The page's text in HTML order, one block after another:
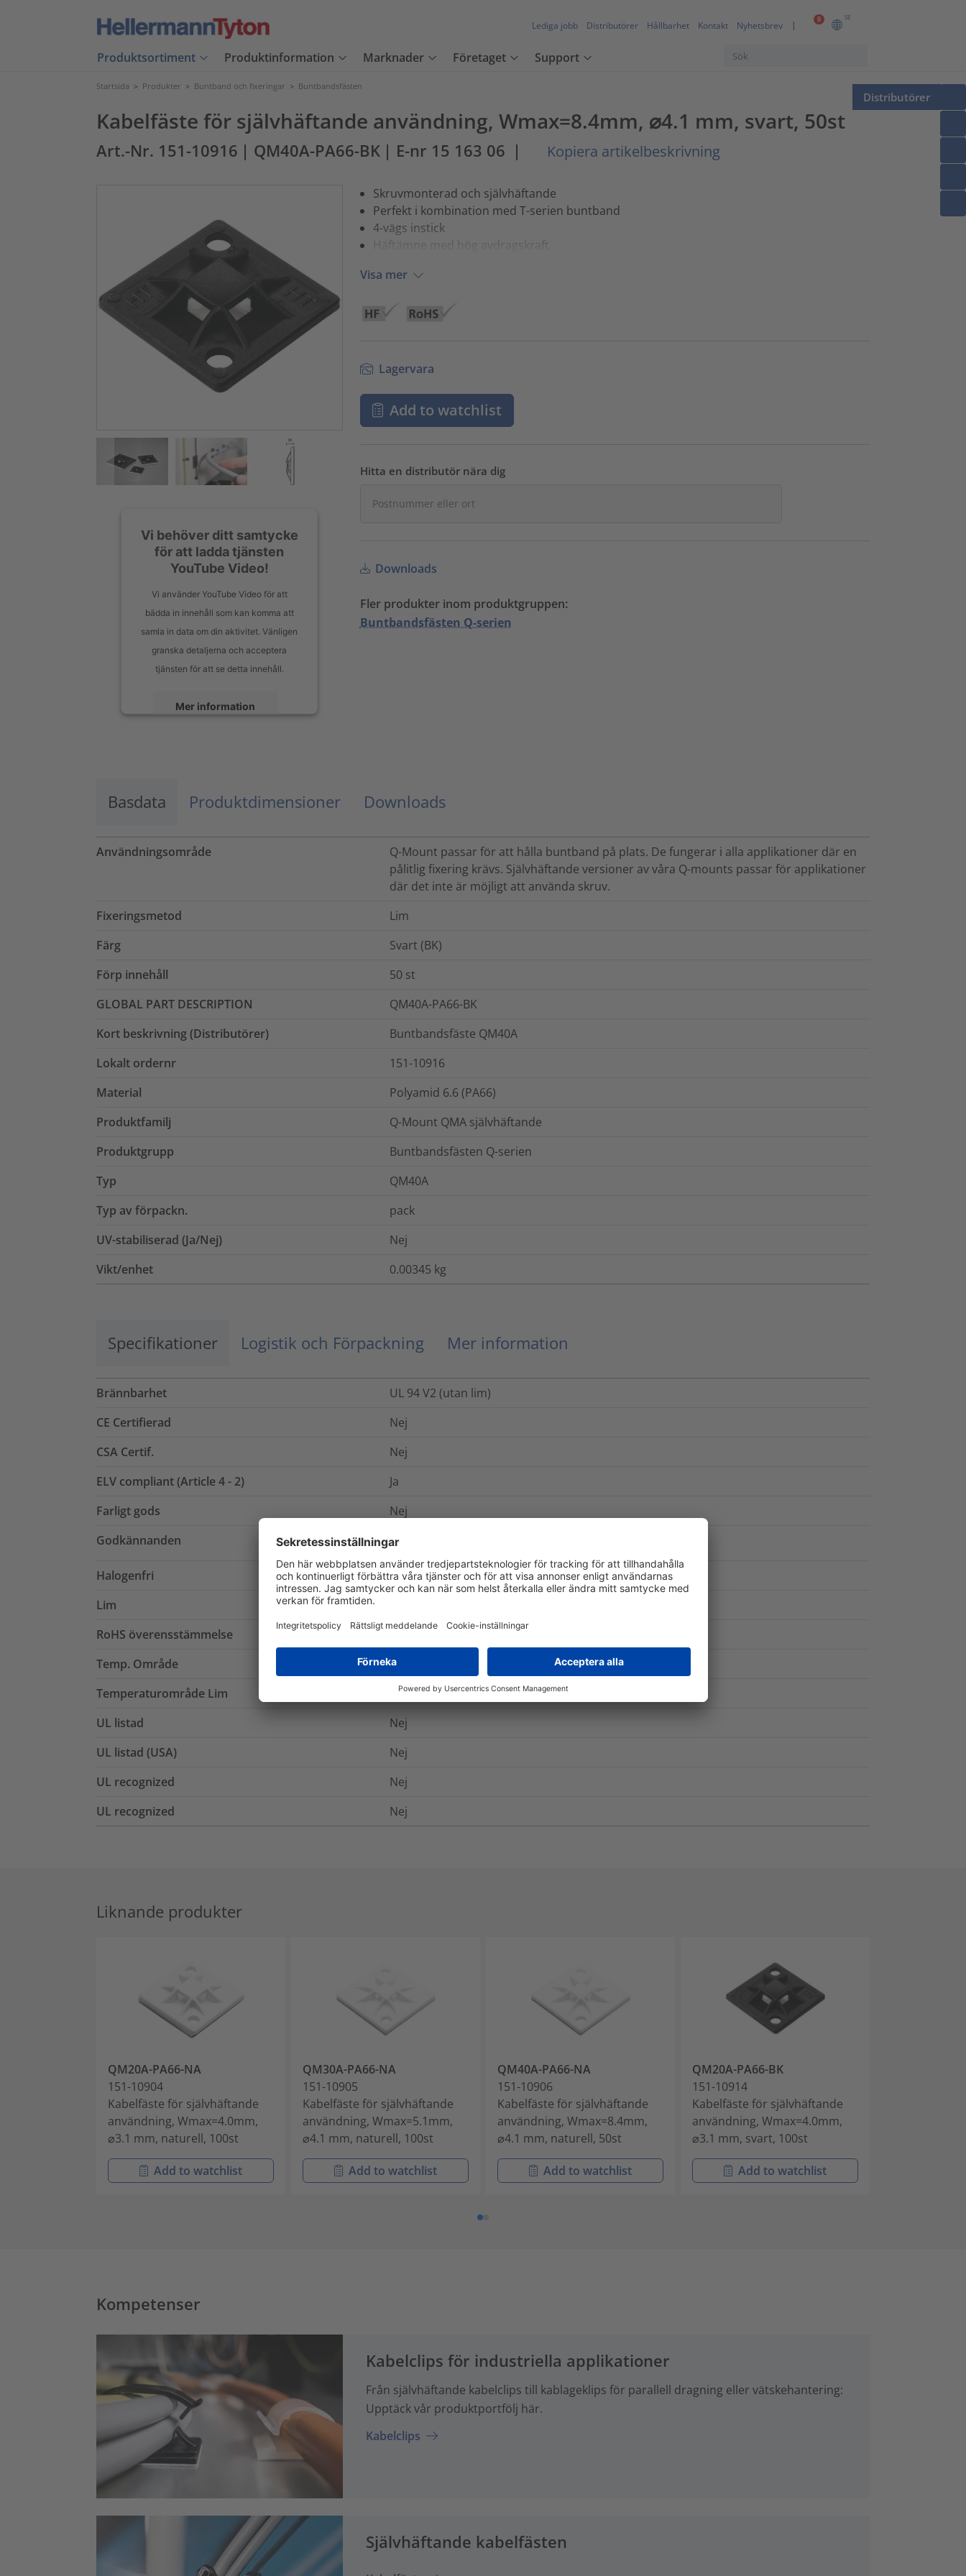
0 SE
Lediga jobb Distributörer Hållbarhet Kontakt Nyhetsbrev
Produktsortiment Produktinformation Marknader Företaget Support
Distributörer
Startsida > Produkter > Buntband och fixeringar > Buntbandsfästen
Kabelfäste för självhäftande användning, Wmax=8.4mm, ⌀4.1 mm, svart, 50st
Art.-Nr. 151-10916 | QM40A-PA66-BK | E-nr 15 163 06 | Kopiera artikelbeskrivning
Vi behöver ditt samtycke
för att ladda tjänsten
YouTube Video!
Vi använder YouTube Video för att
bädda in innehåll som kan komma att
samla in data om din aktivitet. Vänligen
granska detaljerna och acceptera
tjänsten för att se detta innehåll.
Mer information
Skruvmonterad och självhäftande
Perfekt i kombination med T-serien buntband
4-vägs instick
Häftämne med hög avdragskraft
Visa mer
Lagervara
Add to watchlist
Hitta en distributör nära dig
Downloads
Fler produkter inom produktgruppen:
Buntbandsfästen Q-serien
Basdata Produktdimensioner Downloads
Användningsområde
Q-Mount passar för att hålla buntband på plats. De fungerar i alla applikationer där en
pålitlig fixering krävs. Självhäftande versioner av våra Q-mounts passar för applikationer
där det inte är möjligt att använda skruv.
Fixeringsmetod
Lim
Färg
Svart (BK)
Förp innehåll
50 st
GLOBAL PART DESCRIPTION
QM40A-PA66-BK
Kort beskrivning (Distributörer)
Buntbandsfäste QM40A
Lokalt ordernr
151-10916
Material
Polyamid 6.6 (PA66)
Produktfamilj
Q-Mount QMA självhäftande
Produktgrupp
Buntbandsfästen Q-serien
Typ
QM40A
Typ av förpackn.
pack
UV-stabiliserad (Ja/Nej)
Nej
Vikt/enhet
0.00345 kg
Specifikationer Logistik och Förpackning Mer information
Brännbarhet
UL 94 V2 (utan lim)
CE Certifierad
Nej
CSA Certif.
Nej
ELV compliant (Article 4 - 2)
Ja
Farligt gods
Nej
Godkännanden
Halogenfri
Ja
Lim
RoHS överensstämmelse
Temp. Område
-40°C till +60°C
Temperaturområde Lim
-40°C till +60°C
UL listad
Nej
UL listad (USA)
Nej
UL recognized
Nej
UL recognized
Nej
Liknande produkter
QM20A-PA66-NA
151-10904
Kabelfäste för självhäftande
användning, Wmax=4.0mm,
⌀3.1 mm, naturell, 100st
Add to watchlist
QM30A-PA66-NA
151-10905
Kabelfäste för självhäftande
användning, Wmax=5.1mm,
⌀4.1 mm, naturell, 100st
Add to watchlist
QM40A-PA66-NA
151-10906
Kabelfäste för självhäftande
användning, Wmax=8.4mm,
⌀4.1 mm, naturell, 50st
Add to watchlist
QM20A-PA66-BK
151-10914
Kabelfäste för självhäftande
användning, Wmax=4.0mm,
⌀3.1 mm, svart, 100st
Add to watchlist
Kompetenser
Kabelclips för industriella applikationer
Från självhäftande kabelclips till kablageklips för parallell dragning eller vätskehantering:
Upptäck vår produktportfölj här.
Kabelclips
Självhäftande kabelfästen